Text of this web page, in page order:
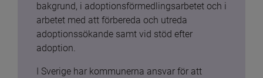
bakgrund, i adoptionsförmedlingsarbetet och i
arbetet med att förbereda och utreda
adoptionssökande samt vid stöd efter
adoption.
I Sverige har kommunerna ansvar för att